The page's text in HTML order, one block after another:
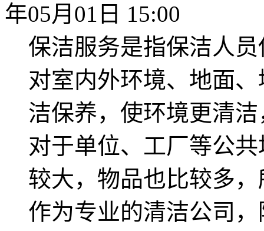
年05月01日 15:00
保洁服务是指保洁人
对室内外环境、地面
洁保养，使环境更清
对于单位、工厂等公
较大，物品也比较多
作为专业的清洁公司